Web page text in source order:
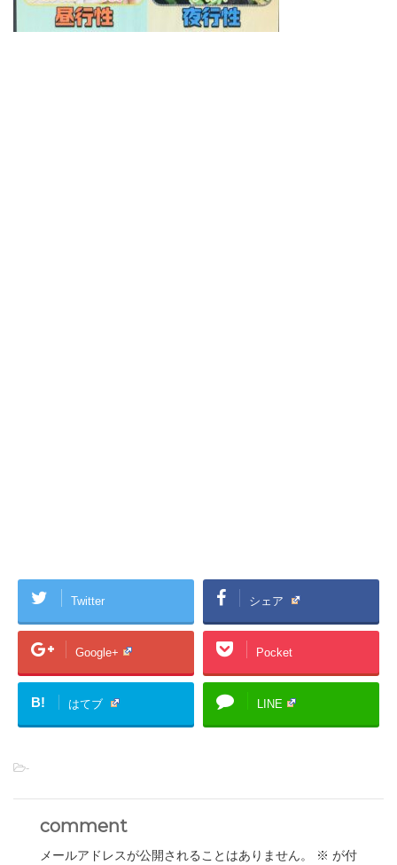
Twitter シェア
Google+ Pocket
B! はてブ LINE
-
comment
メールアドレスが公開されることはありません。 ※ が付